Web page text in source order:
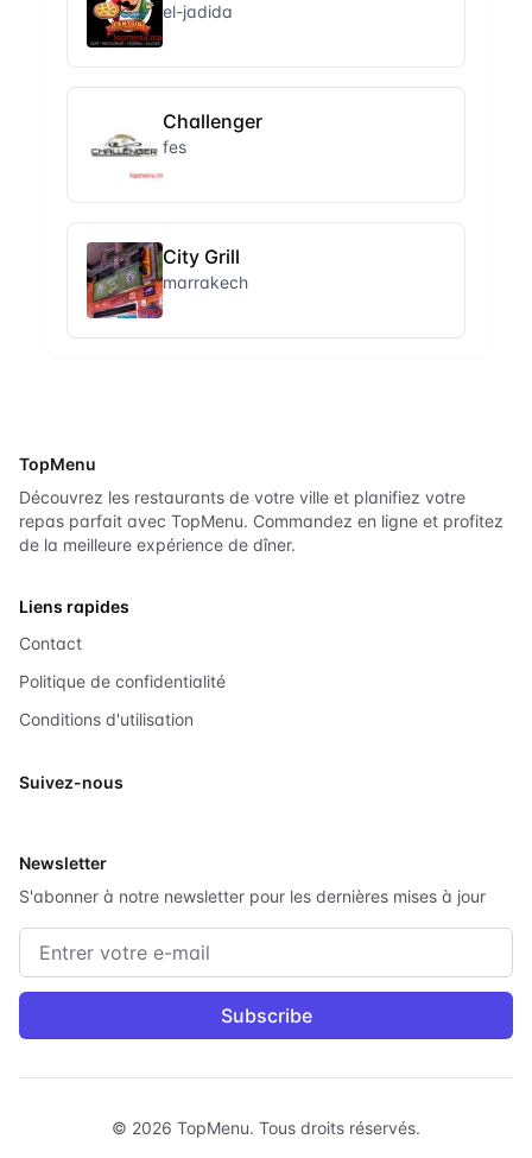
el-jadida
Challenger
fes
City Grill
marrakech
TopMenu
Découvrez les restaurants de votre ville et planifiez votre
repas parfait avec TopMenu. Commandez en ligne et profitez
de la meilleure expérience de dîner.
Liens rapides
Contact
Politique de confidentialité
Conditions d'utilisation
Suivez-nous
Newsletter
S'abonner à notre newsletter pour les dernières mises à jour
Adresse e-mail
Subscribe
© 2026 TopMenu. Tous droits réservés.